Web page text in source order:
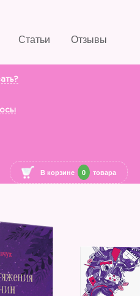
Статьи Отзывы
В корзине 0 товара